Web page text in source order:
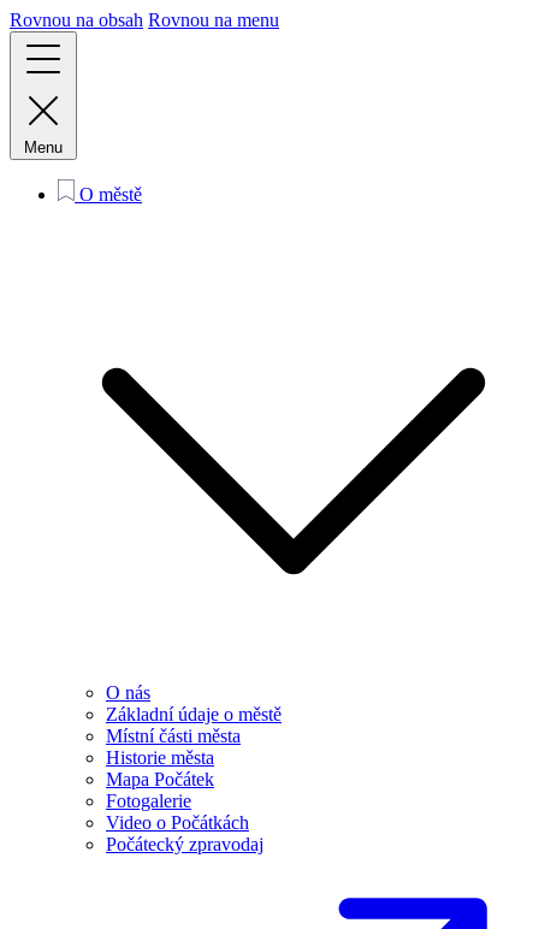
Rovnou na obsah Rovnou na menu
Menu
O městě
O nás
Základní údaje o městě
Místní části města
Historie města
Mapa Počátek
Fotogalerie
Video o Počátkách
Počátecký zpravodaj